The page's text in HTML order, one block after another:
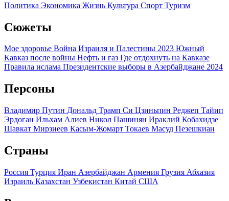
Политика Экономика Жизнь Культура Спорт Туризм
Сюжеты
Мое здоровье Война Израиля и Палестины 2023 Южный
Кавказ после войны Нефть и газ Где отдохнуть на Кавказе
Правила ислама Президентские выборы в Азербайджане 2024
Персоны
Владимир Путин Дональд Трамп Си Цзиньпин Реджеп Тайип
Эрдоган Ильхам Алиев Никол Пашинян Ираклий Кобахидзе
Шавкат Мирзиеев Касым-Жомарт Токаев Масуд Пезешкиан
Страны
Россия Турция Иран Азербайджан Армения Грузия Абхазия
Израиль Казахстан Узбекистан Китай США